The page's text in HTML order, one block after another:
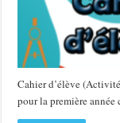
Cahier d’élève
pour la première